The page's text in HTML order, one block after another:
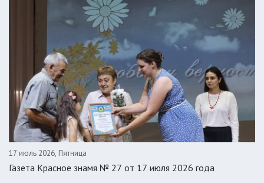
17 июль 2026, Пятница
Газета Красное знамя № 27 от 17 июля 2026 года